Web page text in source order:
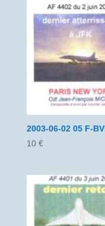
2003-06-02 05 F-
10 €